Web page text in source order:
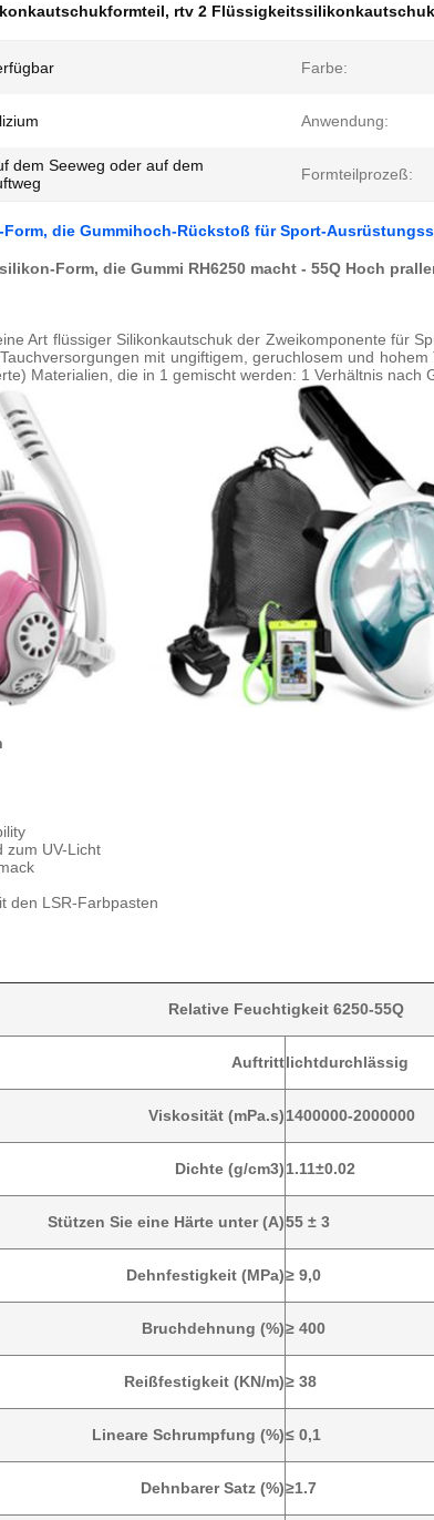
, rtv 2 Flüssigkeitssilikonkautschuk
Farbe:
Anwendung:
dem Seeweg oder auf dem
Formteilprozeß:
die Gummihoch-Rückstoß für Sport-
Form, die Gummi RH6250 macht - 55Q Hoch
Art flüssiger Silikonkautschuk der Zweikomponente für
mit ungiftigem, geruchlosem und
Materialien, die in 1 gemischt werden: 1 Verhältnis nach
zum UV-Licht
den LSR-Farbpasten
Relative Feuchtigkeit 6250-55Q
Auftrittlichtdurchlässig
Viskosität (mPa.s)1400000-2000000
Dichte (g/cm3)1.11±0.02
Stützen Sie eine Härte unter (A)55 ± 3
Dehnfestigkeit (MPa)≥ 9,0
Bruchdehnung (%)≥ 400
Reißfestigkeit (KN/m)≥ 38
Lineare Schrumpfung (%)≤ 0,1
Dehnbarer Satz (%)≥1.7